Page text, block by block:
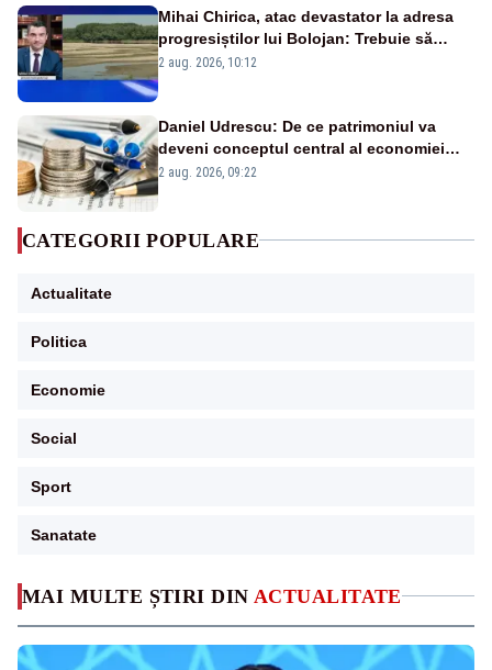
MAI MULTE ȘTIRI DIN ACTUALITATE
Mihai Chirica, atac devastator la adresa
progresiștilor lui Bolojan: Trebuie să
protejăm și natura, dar nu șținem omaneii
2 aug. 2026, 10:12
Daniel Udrescu: De ce patrimoniul va
deveni conceptul central al economiei
viitoare?
2 aug. 2026, 09:22
CATEGORII POPULARE
Actualitate
Politica
Economie
Social
Sport
Sanatate